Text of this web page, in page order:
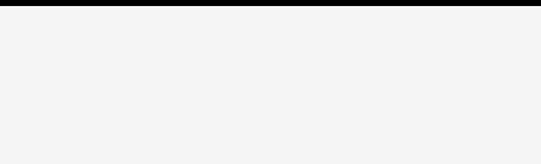
Etknow Könyvesbolt: